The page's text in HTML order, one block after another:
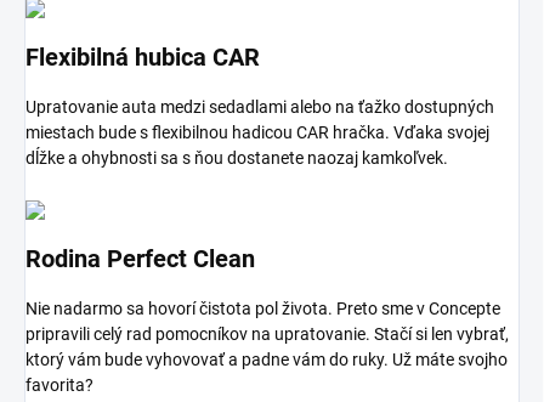
Flexibilná hubica CAR
Upratovanie auta medzi sedadlami alebo na ťažko dostupných
miestach bude s flexibilnou hadicou CAR hračka. Vďaka svojej
dĺžke a ohybnosti sa s ňou dostanete naozaj kamkoľvek.
Rodina Perfect Clean
Nie nadarmo sa hovorí čistota pol života. Preto sme v Concepte
pripravili celý rad pomocníkov na upratovanie. Stačí si len vybrať,
ktorý vám bude vyhovovať a padne vám do ruky. Už máte svojho
favorita?